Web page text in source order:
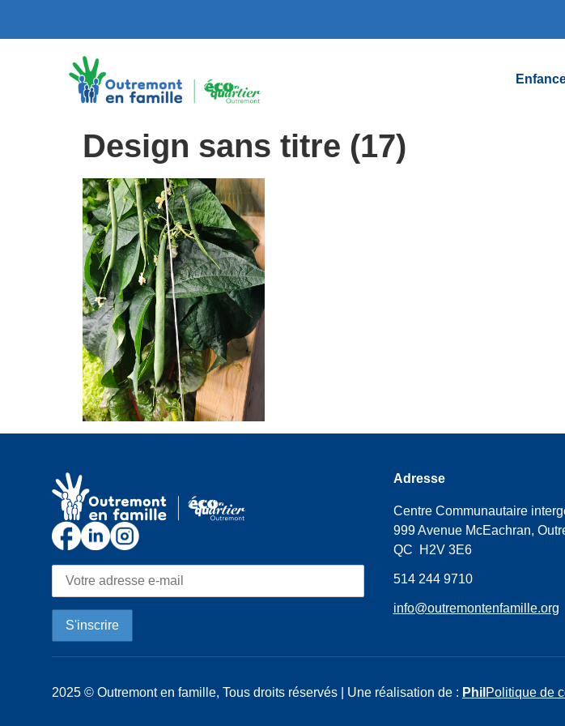
Design sans titre (17)
Adresse
Centre Communautaire
999 Avenue McEachran,
QC H2V 3E6
514 244 9710
info@outremontenfamille.org
2025 © Outremont en famille, Tous droits réservés | Une réalisation de : Phil Politique de